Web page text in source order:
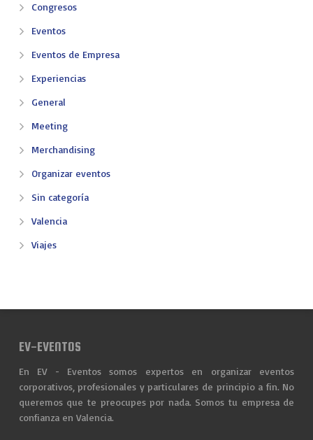
Congresos
Eventos
Eventos de Empresa
Experiencias
General
Meeting
Merchandising
Organizar eventos
Sin categoría
Valencia
Viajes
EV-EVENTOS
En EV - Eventos somos expertos en organizar eventos
corporativos, profesionales y particulares de principio a fin. No
queremos que te preocupes por nada. Somos tu empresa de
confianza en Valencia.